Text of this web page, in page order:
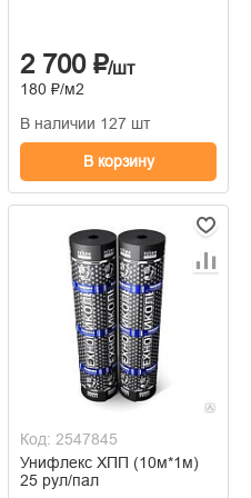
2 700 ₽/шт
180 ₽/м2
В наличии 127 шт
В корзину
Код: 2547845
Унифлекс ХПП (10м*1м)
25 рул/пал